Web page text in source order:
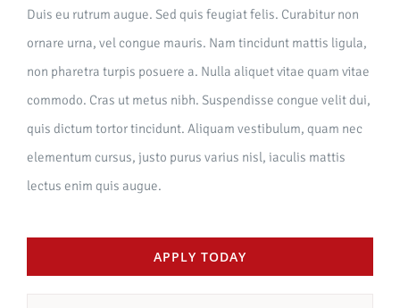
Duis eu rutrum augue. Sed quis feugiat felis. Curabitur non
ornare urna, vel congue mauris. Nam tincidunt mattis ligula,
non pharetra turpis posuere a. Nulla aliquet vitae quam vitae
commodo. Cras ut metus nibh. Suspendisse congue velit dui,
quis dictum tortor tincidunt. Aliquam vestibulum, quam nec
elementum cursus, justo purus varius nisl, iaculis mattis
lectus enim quis augue.
APPLY TODAY